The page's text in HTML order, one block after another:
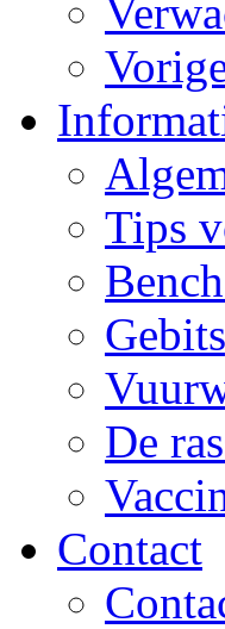
Tips
De
Contact